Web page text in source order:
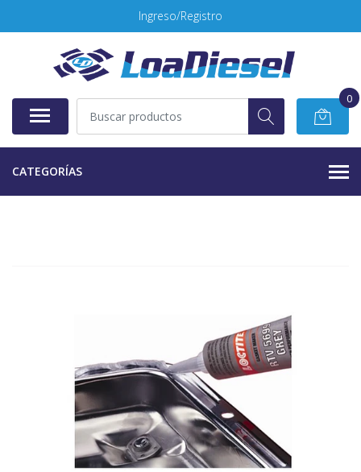
Ingreso/Registro
0
CATEGORÍAS